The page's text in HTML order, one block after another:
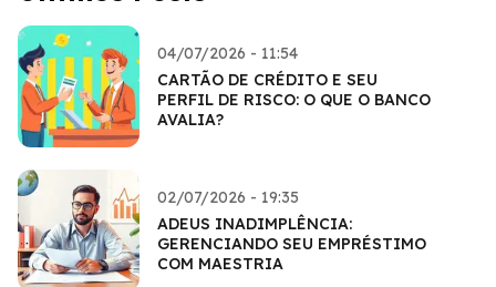
04/07/2026 - 11:54
CARTÃO DE CRÉDITO E SEU
PERFIL DE RISCO: O QUE O BANCO
AVALIA?
02/07/2026 - 19:35
ADEUS INADIMPLÊNCIA:
GERENCIANDO SEU EMPRÉSTIMO
COM MAESTRIA